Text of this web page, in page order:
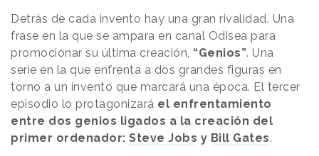
Detrás de cada invento hay una gran rivalidad. Una
frase en la que se ampara en canal Odisea para
promocionar su última creación, “Genios”. Una
serie en la que enfrenta a dos grandes figuras en
torno a un invento que marcará una época. El tercer
episodio lo protagonizará el enfrentamiento
entre dos genios ligados a la creación del
primer ordenador: Steve Jobs y Bill Gates.